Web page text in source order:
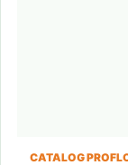
CATALOG